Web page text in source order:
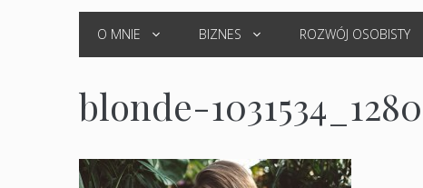
O MNIE BIZNES ROZWÓJ OSOBISTY
blonde-1031534_1280